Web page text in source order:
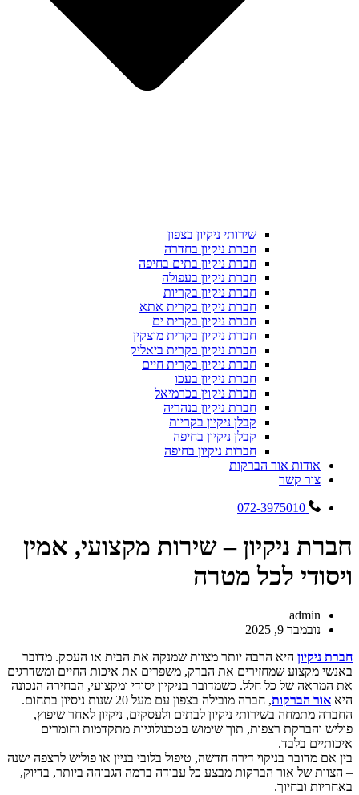
שירותי ניקיון בצפון
חברת ניקיון בחדרה
חברת ניקיון בתים בחיפה
חברת ניקיון בעפולה
חברת ניקיון בקריות
חברת ניקיון בקרית אתא
חברת ניקיון בקרית ים
חברת ניקיון בקרית מוצקין
חברת ניקיון בקרית ביאליק
חברת ניקיון בקרית חיים
חברת ניקיון בעכו
חברת ניקוין בכרמיאל
חברת ניקיון בנהריה
קבלן ניקיון בקריות
קבלן ניקיון בחיפה
חברות ניקיון בחיפה
אודות אור הברקות
צור קשר
072-3975010
חברת ניקיון – שירות מקצועי, אמין
ויסודי לכל מטרה
admin
נובמבר 9, 2025
חברת ניקיון היא הרבה יותר מצוות שמנקה את הבית או העסק. מדובר
באנשי מקצוע שמחזירים את הברק, משפרים את איכות החיים ומשדרגים
את המראה של כל חלל. כשמדובר בניקיון יסודי ומקצועי, הבחירה הנכונה
היא אור הברקות, חברה מובילה בצפון עם מעל 20 שנות ניסיון בתחום.
החברה מתמחה בשירותי ניקיון לבתים ולעסקים, ניקיון לאחר שיפוץ,
פוליש והברקת רצפות, תוך שימוש בטכנולוגיות מתקדמות וחומרים
איכותיים בלבד.
בין אם מדובר בניקוי דירה חדשה, טיפול בלובי בניין או פוליש לרצפה ישנה
– הצוות של אור הברקות מבצע כל עבודה ברמה הגבוהה ביותר, בדיוק,
באחריות ובחיוך.